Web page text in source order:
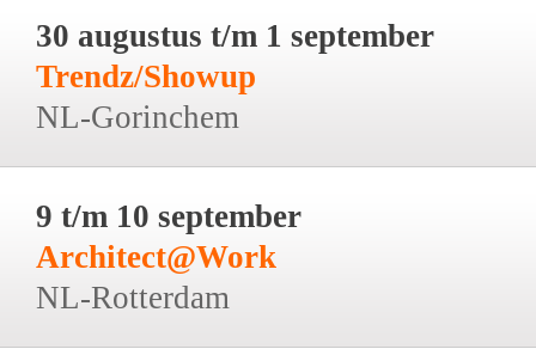
30 augustus t/m 1 september
Trendz/Showup
NL-Gorinchem
9 t/m 10 september
Architect@Work
NL-Rotterdam